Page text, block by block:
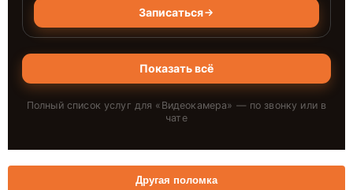
Записаться
Показать всё
Полный список услуг для « Видеокамера» — по звонку или в
чате
Другая поломка